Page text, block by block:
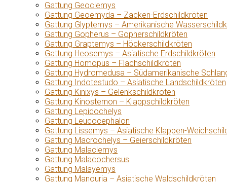
Gattung Geoclemys
Gattung Geoemyda – Zacken-Erdschildkröten
Gattung Glyptemys – Amerikanische
Gattung Gopherus – Gopherschildkröten
Gattung Graptemys – Höckerschildkröten
Gattung Heosemys – Asiatische Erdschildkröten
Gattung Homopus – Flachschildkröten
Gattung Hydromedusa – Südamerikanische
Gattung Indotestudo – Asiatische Landschildkröten
Gattung Kinixys – Gelenkschildkröten
Gattung Kinosternon – Klappschildkröten
Gattung Lepidochelys
Gattung Leucocephalon
Gattung Lissemys – Asiatische Klappen-
Gattung Macrochelys – Geierschildkröten
Gattung Malaclemys
Gattung Malacochersus
Gattung Malayemys
Gattung Manouria – Asiatische Waldschildkröten